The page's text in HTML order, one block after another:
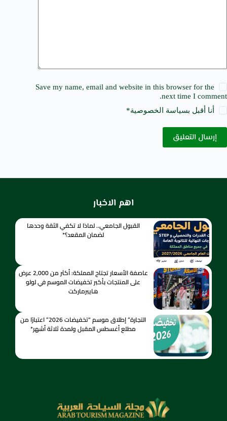
Save my name, email and website in this browser for the
next time I comment.
أنا أقبل بسياسة الخصوصية*
إرسال التعليق
اهم الاخبار
القبول الجامعي.. لماذا لا تكفي الثقة وحدها
لضمان المقعد؟*
عاصفة الأسعار تجتاح المملكة: أكثر من 2,000 عرض
على المنتجات بأكبر تخفيضات الموسم في لولو
هايبرماركت
التجارة” إطلاق موسم “تخفيضات 2026” اعتبارًا من
مطلع أغسطس المقبل ولمدة ثلاثة أشهر*